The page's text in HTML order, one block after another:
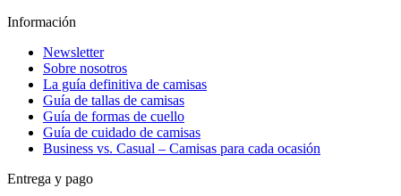
Información
Newsletter
Sobre nosotros
La guía definitiva de camisas
Guía de tallas de camisas
Guía de formas de cuello
Guía de cuidado de camisas
Business vs. Casual – Camisas para cada ocasión
Entrega y pago